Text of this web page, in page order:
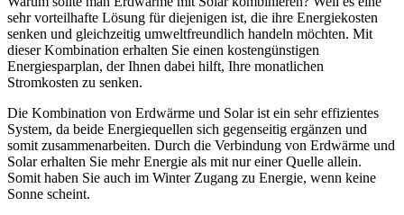
sehr vorteilhafte Lösung für diejenigen ist, die ihre Energiekosten
senken und gleichzeitig umweltfreundlich handeln möchten. Mit
dieser Kombination erhalten Sie einen kostengünstigen
Energiesparplan, der Ihnen dabei hilft, Ihre monatlichen
Stromkosten zu senken.
Die Kombination von Erdwärme und Solar ist ein sehr effizientes
System, da beide Energiequellen sich gegenseitig ergänzen und
somit zusammenarbeiten. Durch die Verbindung von Erdwärme und
Solar erhalten Sie mehr Energie als mit nur einer Quelle allein.
Somit haben Sie auch im Winter Zugang zu Energie, wenn keine
Sonne scheint.